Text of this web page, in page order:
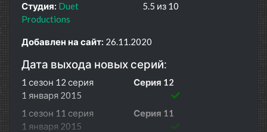
Студия: Duet
Productions
5.5 из 10
Добавлен на сайт: 26.11.2020
Дата выхода новых серий:
1 сезон 12 серия
Серия 12
1 января 2015
1 сезон 11 серия
Серия 11
1 января 2015